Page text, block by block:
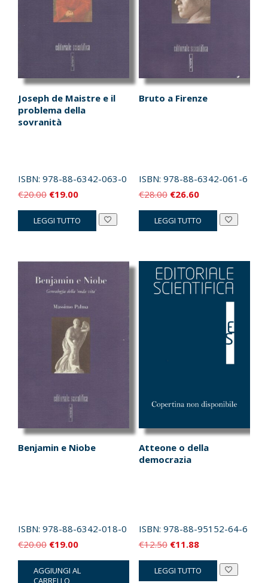
Joseph de Maistre e il
problema della
sovranità
ISBN: 978-88-6342-063-0
€20.00 Il
prezzo
originale
€19.00Il
prezzo
attuale
LEGGI TUTTO
Bruto a Firenze
ISBN: 978-88-6342-061-6
€28.00 Il
prezzo
originale
€26.60Il
prezzo
attuale
LEGGI TUTTO
Benjamin e Niobe
ISBN: 978-88-6342-018-0
€20.00 Il
prezzo
originale
€19.00Il
prezzo
attuale
AGGIUNGI AL
CARRELLO
Atteone o della
democrazia
ISBN: 978-88-95152-64-6
€12.50 Il
prezzo
originale
€11.88Il
prezzo
attuale
LEGGI TUTTO